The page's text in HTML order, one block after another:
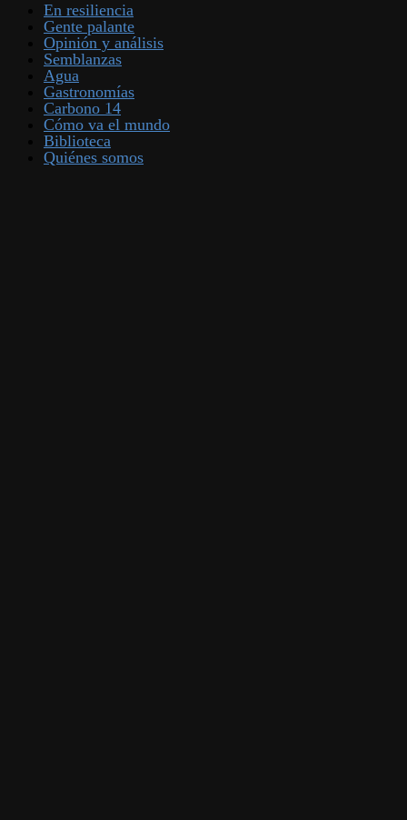
En resiliencia
Gente palante
Opinión y análisis
Semblanzas
Agua
Gastronomías
Carbono 14
Cómo va el mundo
Biblioteca
Quiénes somos